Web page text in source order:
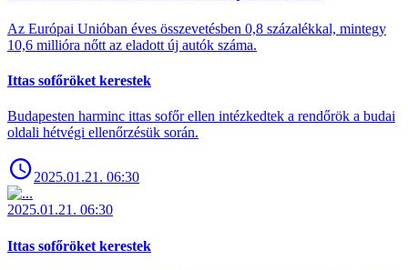
Az Európai Unióban éves összevetésben 0,8 százalékkal, mintegy
10,6 millióra nőtt az eladott új autók száma.
Ittas sofőröket kerestek
Budapesten harminc ittas sofőr ellen intézkedtek a rendőrök a budai
oldali hétvégi ellenőrzésük során.
2025.01.21. 06:30
2025.01.21. 06:30
Ittas sofőröket kerestek